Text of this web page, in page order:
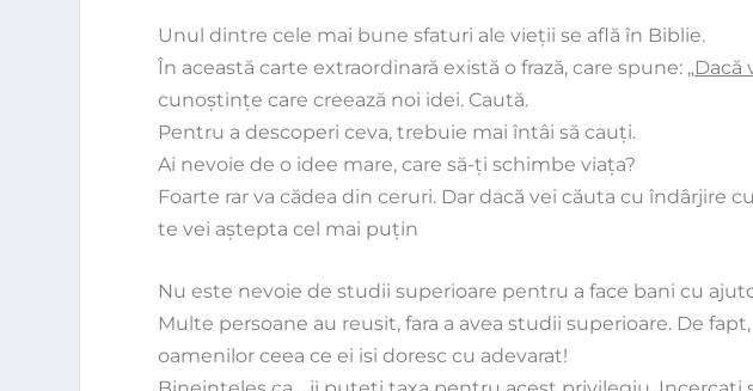
Unul dintre cele mai bune sfaturi ale vieţii se află în Biblie.
În această carte extraordinară există o frază, care spune: „Dacă
cunoştinţe care creează noi idei. Caută.
Pentru a descoperi ceva, trebuie mai întâi să cauţi.
Ai nevoie de o idee mare, care să-ţi schimbe viaţa?
Foarte rar va cădea din ceruri. Dar dacă vei căuta cu îndârjire
te vei aştepta cel mai puţin
Nu este nevoie de studii superioare pentru a face bani cu
Multe persoane au reusit, fara a avea studii superioare. De
oamenilor ceea ce ei isi doresc cu adevarat!